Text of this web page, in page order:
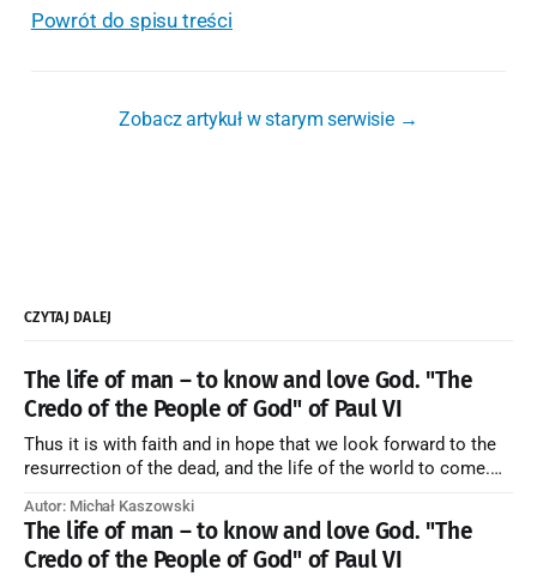
Powrót do spisu treści
Zobacz artykuł w starym serwisie →
CZYTAJ DALEJ
The life of man – to know and love God. "The
Credo of the People of God" of Paul VI
Thus it is with faith and in hope that we look forward to the
resurrection of the dead, and the life of the world to come.
artykuł w starym serwisie →
Autor: Michał Kaszowski
The life of man – to know and love God. "The
Credo of the People of God" of Paul VI